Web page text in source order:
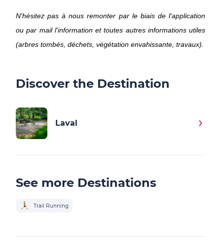
N'hésitez pas à nous remonter par le biais de l'application
ou par mail l'information et toutes autres informations utiles
(arbres tombés, déchets, végétation envahissante, travaux).
Discover the Destination
Laval
See more Destinations
Trail Running